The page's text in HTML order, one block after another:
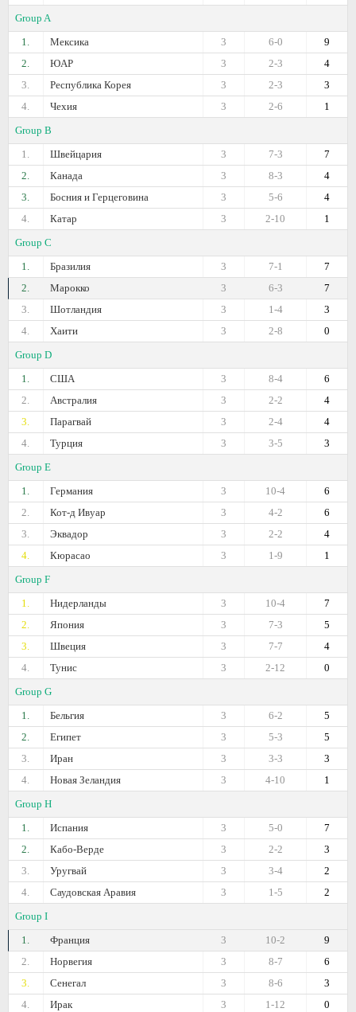
Group A
1.
Мексика 9
6-0
3
2.
ЮАР 4
2-3
3
3.
Республика Корея 3
2-3
3
4.
Чехия 1
2-6
3
Group B
1.
Швейцария 7
7-3
3
2.
Канада 4
8-3
3
3.
Босния и Герцеговина 4
5-6
3
4.
Катар 1
2-10
3
Group C
1.
Бразилия 7
7-1
3
2.
Марокко 7
6-3
3
3.
Шотландия 3
1-4
3
4.
Хаити 0
2-8
3
Group D
1.
США 6
8-4
3
2.
Австралия 4
2-2
3
3.
Парагвай 4
2-4
3
4.
Турция 3
3-5
3
Group E
1.
Германия 6
10-4
3
2.
Кот-д Ивуар 6
4-2
3
3.
Эквадор 4
2-2
3
4.
Кюрасао 1
1-9
3
Group F
1.
Нидерланды 7
10-4
3
2.
Япония 5
7-3
3
3.
Швеция 4
7-7
3
4.
Тунис 0
2-12
3
Group G
1.
Бельгия 5
6-2
3
2.
Египет 5
5-3
3
3.
Иран 3
3-3
3
4.
Новая Зеландия 1
4-10
3
Group H
1.
Испания 7
5-0
3
2.
Кабо-Верде 3
2-2
3
3.
Уругвай 2
3-4
3
4.
Саудовская Аравия 2
1-5
3
Group I
1.
Франция 9
10-2
3
2.
Норвегия 6
8-7
3
3.
Сенегал 3
8-6
3
4.
Ирак 0
1-12
3